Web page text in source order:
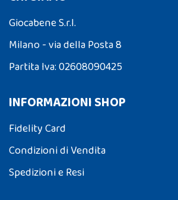
Giocabene S.r.l.
Milano - via della Posta 8
Partita Iva: 02608090425
INFORMAZIONI SHOP
Fidelity Card
Condizioni di Vendita
Spedizioni e Resi